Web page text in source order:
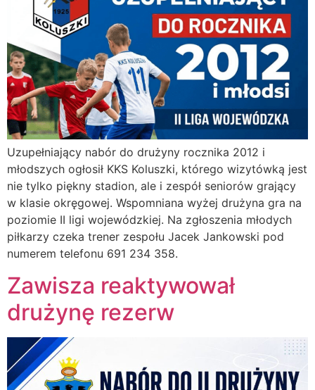
Uzupełniający nabór do drużyny rocznika 2012 i
młodszych ogłosił KKS Koluszki, którego wizytówką jest
nie tylko piękny stadion, ale i zespół seniorów grający
w klasie okręgowej. Wspomniana wyżej drużyna gra na
poziomie II ligi wojewódzkiej. Na zgłoszenia młodych
piłkarzy czeka trener zespołu Jacek Jankowski pod
numerem telefonu 691 234 358.
Zawisza reaktywował
drużynę rezerw